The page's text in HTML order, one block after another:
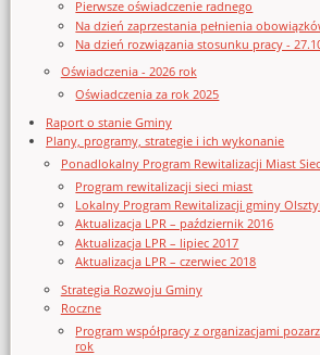
Pierwsze oświadczenie radnego
Na dzień zaprzestania pełnienia
Na dzień rozwiązania stosunku pracy -
Oświadczenia - 2026 rok
Oświadczenia za rok 2025
Raport o stanie Gminy
Plany, programy, strategie i ich wykonanie
Ponadlokalny Program Rewitalizacji Miast
Program rewitalizacji sieci miast
Lokalny Program Rewitalizacji gminy
Aktualizacja LPR – październik 2016
Aktualizacja LPR – lipiec 2017
Aktualizacja LPR – czerwiec 2018
Strategia Rozwoju Gminy
Roczne
Program współpracy z organizacjami
rok